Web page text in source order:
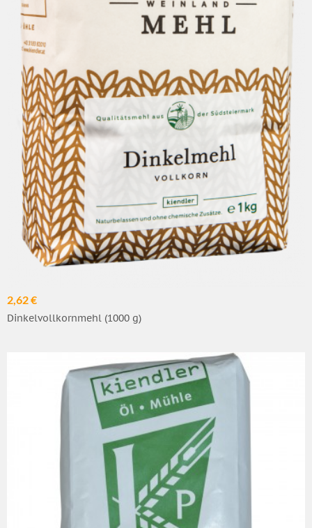
2,62 €
Dinkelvollkornmehl (1000 g)